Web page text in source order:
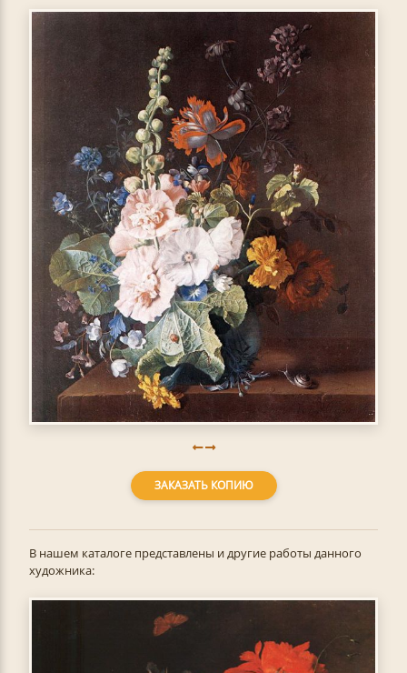
ЗАКАЗАТЬ КОПИЮ
В нашем каталоге представлены и другие работы данного
художника: